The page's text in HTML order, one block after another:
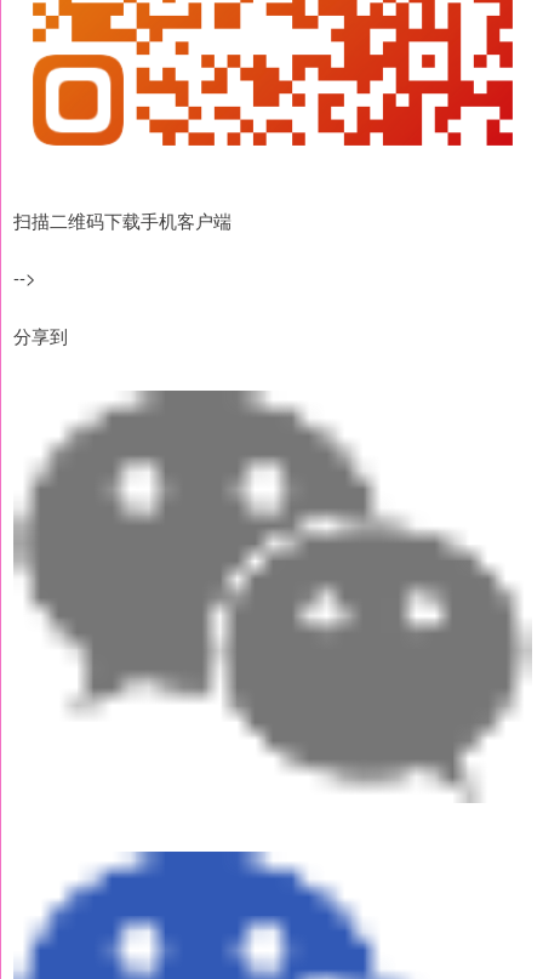
扫描二维码下载手机客户端
-->
分享到